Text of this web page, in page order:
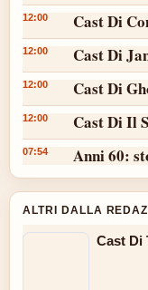
12:00 Cast Di
12:00 Cast Di
12:00 Cast Di
12:00 Cast Di Il
07:54 Anni 60:
ALTRI DALLA
Cast Di